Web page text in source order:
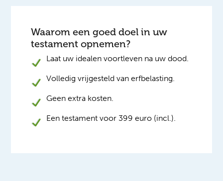
Waarom een goed doel in uw
testament opnemen?
Laat uw idealen voortleven na uw dood.
Volledig vrijgesteld van erfbelasting.
Geen extra kosten.
Een testament voor 399 euro (incl.).